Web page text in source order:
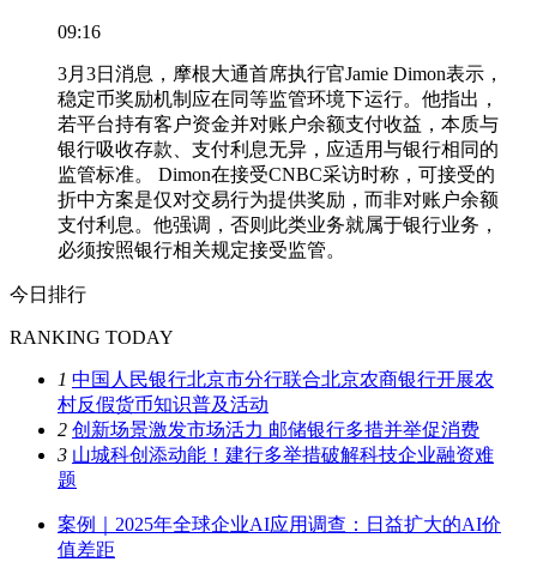
09:16
3月3日消息，摩根大通首席执行官Jamie Dimon表示，
稳定币奖励机制应在同等监管环境下运行。他指出，
若平台持有客户资金并对账户余额支付收益，本质与
银行吸收存款、支付利息无异，应适用与银行相同的
监管标准。 Dimon在接受CNBC采访时称，可接受的
折中方案是仅对交易行为提供奖励，而非对账户余额
支付利息。他强调，否则此类业务就属于银行业务，
必须按照银行相关规定接受监管。
今日排行
RANKING TODAY
1 中国人民银行北京市分行联合北京农商银行开展农
村反假货币知识普及活动
2 创新场景激发市场活力 邮储银行多措并举促消费
3 山城科创添动能！建行多举措破解科技企业融资难
题
案例｜2025年全球企业AI应用调查：日益扩大的AI价
值差距